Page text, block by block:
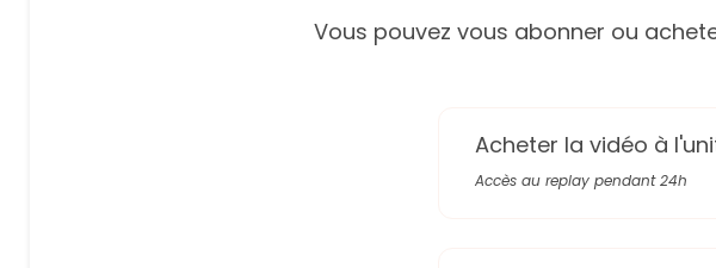
Vous pouvez vous abonner ou
Acheter la vidéo à
Accès au replay pendant 24h